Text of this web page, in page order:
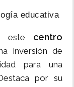
educativa
este centro
inversión de
para una
por su